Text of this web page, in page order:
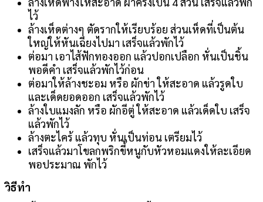
ไว้
ล้างเห็ดต่างๆ ตัดรากให้เรียบร้อย ส่วนเห็ดที่เป็นต้น
ใหญ่ให้หันเฉียงไปมา เสร็จแล้วพักไว้
ต่อมา เอาไส้ฟักทองออก แล้วปอกเปลือก หั่นเป็นชิ้น
พอดีคำ เสร็จแล้วพักไว้ก่อน
ต่อมาให้ล้างชะอม หรือ ผักข่า ให้สะอาด แล้วรูดใบ
และเด็ดยอดออก เสร็จแล้วพักไว้
ล้างใบแมงลัก หรือ ผักอีตู่ ให้สะอาด แล้วเด็ดใบ เสร็จ
แล้วพักไว้
ล้างตะไคร้ แล้วทุบ หั่นเป็นท่อน เตรียมไว้
เสร็จแล้วมาโขลกพริกขี้หนูกับหัวหอมแดงให้ละเอียด
พอประมาณ พักไว้
วิธีทำ